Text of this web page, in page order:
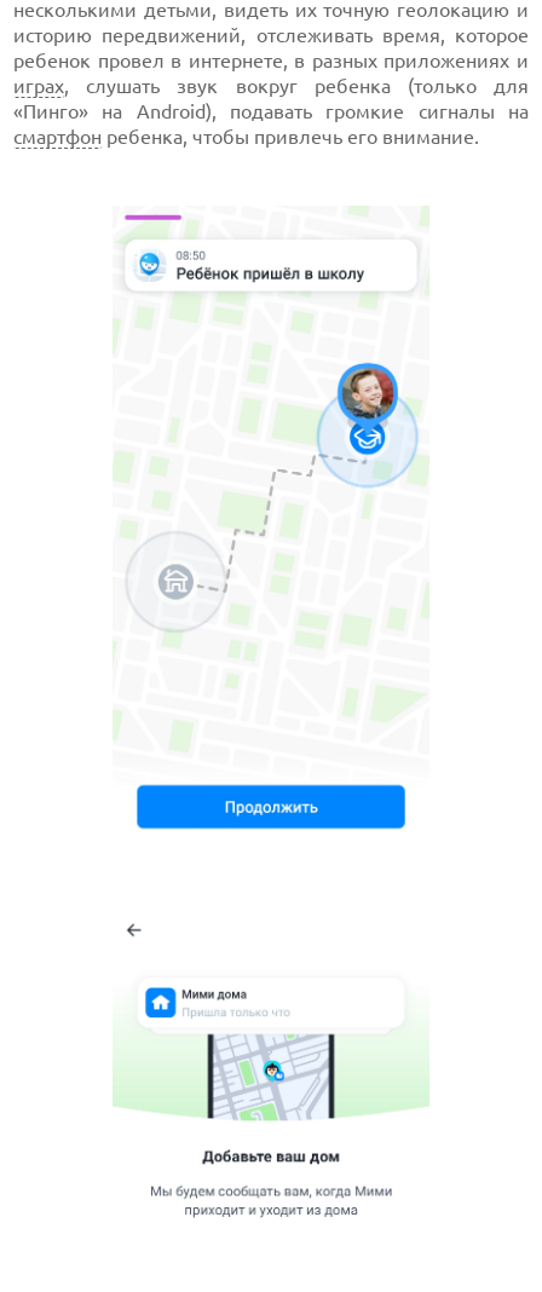
несколькими детьми, видеть их точную геолокацию и
историю передвижений, отслеживать время, которое
ребенок провел в интернете, в разных приложениях и
играх, слушать звук вокруг ребенка (только для
«Пинго» на Android), подавать громкие сигналы на
смартфон ребенка, чтобы привлечь его внимание.